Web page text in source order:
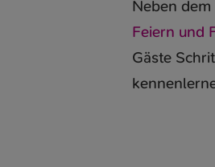
Neben
Feiern und
Gäste